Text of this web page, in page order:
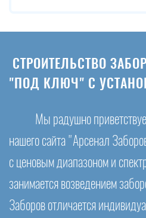
СТРОИТЕЛЬСТВО
"ПОД КЛЮЧ" С
Мы радушно
нашего сайта "Арсенал
с ценовым диапазоном и
занимается возведением
Заборов отличается